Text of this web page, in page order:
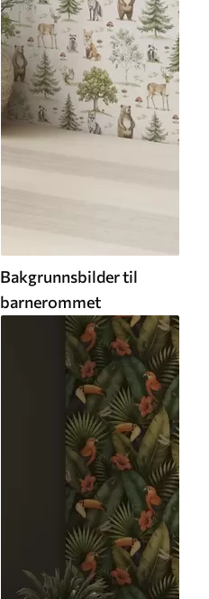
Bakgrunnsbilder til
barnerommet